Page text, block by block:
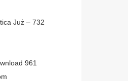
Już – 732
961